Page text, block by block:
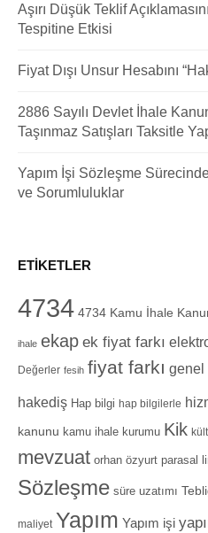
Aşırı Düşük Teklif
Tespitine Etkisi
Fiyat Dışı Unsur Hesabını
2886 Sayılı Devlet İhale
Taşınmaz Satışları Taksitle
Yapım İşi Sözleşme
ve Sorumluluklar
ETIKETLER
4734 4734 Kamu İhale
ihale ekap ek fiyat farkı
Değerler fesih fiyat farkı genel
hakediş Hap bilgi hap bilgilerle
kanunu kamu ihale kurumu Kik
mevzuat orhan özyurt parasal
Sözleşme süre uzatımı
maliyet Yapım Yapım işi